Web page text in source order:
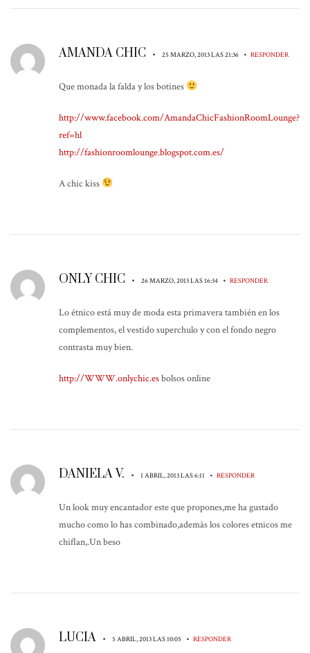
AMANDA CHIC • 25 MARZO, 2013 LAS 21:36 • RESPONDER
Que monada la falda y los botines
http://www.facebook.com/AmandaChicFashionRoomLounge?
ref=hl
http://fashionroomlounge.blogspot.com.es/
A chic kiss
ONLY CHIC • 26 MARZO, 2013 LAS 16:34 • RESPONDER
Lo étnico está muy de moda esta primavera también en los
complementos, el vestido superchulo y con el fondo negro
contrasta muy bien.
http://WWW.onlychic.esbolsos online
DANIELA V. • 1 ABRIL, 2013 LAS 6:11 • RESPONDER
Un look muy encantador este que propones,me ha gustado
mucho como lo has combinado,ademàs los colores etnicos me
chiflan,.Un beso
LUCIA • 5 ABRIL, 2013 LAS 10:05 • RESPONDER